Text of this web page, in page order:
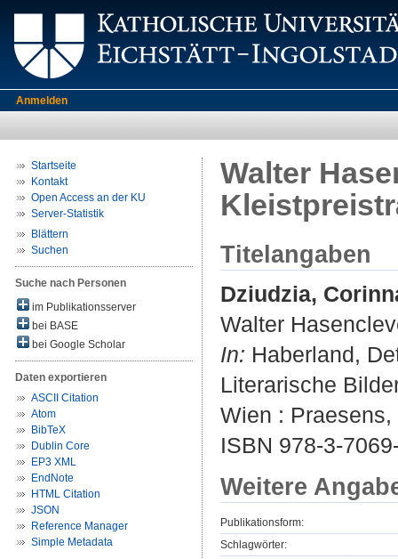
Anmelden
Startseite
Kontakt
Open Access an der KU
Server-Statistik
Blättern
Suchen
Suche nach Personen
im Publikationsserver
bei BASE
bei Google Scholar
Daten exportieren
ASCII Citation
Atom
BibTeX
Dublin Core
EP3 XML
EndNote
HTML Citation
JSON
Reference Manager
Simple Metadata
Walter
Titelangaben
Dziudzia,
Walter
In: Haberland,
Literarische
Wien :
ISBN 978-3-
Weitere
Publikationsform:
Schlagwörter: